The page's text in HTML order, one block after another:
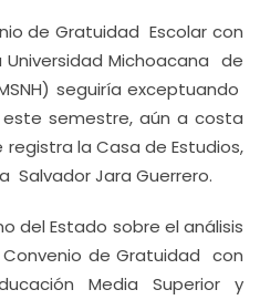
de Gratuidad Escolar con
Michoacana de
seguiría exceptuando
semestre, aún a costa
la Casa de Estudios,
Salvador Jara Guerrero.
del Estado sobre el análisis
de Gratuidad con
Media Superior y